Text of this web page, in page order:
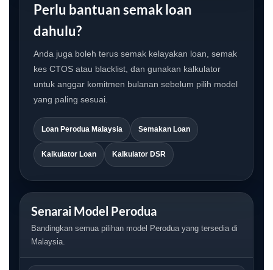
Perlu bantuan semak loan
dahulu?
Anda juga boleh terus semak kelayakan loan, semak
kes CTOS atau blacklist, dan gunakan kalkulator
untuk anggar komitmen bulanan sebelum pilih model
yang paling sesuai.
Loan Perodua Malaysia Semakan Loan
Kalkulator Loan Kalkulator DSR
Senarai Model Perodua
Bandingkan semua pilihan model Perodua yang tersedia di
Malaysia.